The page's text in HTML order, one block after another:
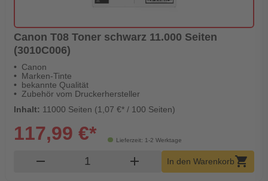
Canon T08 Toner schwarz 11.000 Seiten
(3010C006)
Canon
Marken-Tinte
bekannte Qualität
Zubehör vom Druckerhersteller
Inhalt: 11000 Seiten (1,07 €* / 100 Seiten)
Lieferzeit: 1-2 Werktage
117,99 €*
remove Produkt Warenkorb Menge
add In den Warenkorb shopping_cart